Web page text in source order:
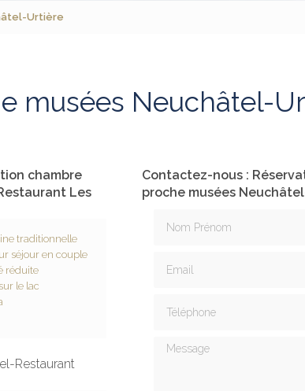
Urtière
musées Neuchâtel-
chambre
Les
traditionnelle
séjour en couple
réduite
le lac
Restaurant
Contactez-nous :
proche musées
Message